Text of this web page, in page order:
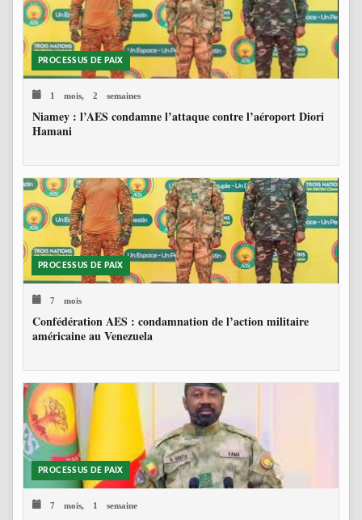
PROCESSUS DE PAIX
1 mois, 2 semaines
Niamey : l’AES condamne l’attaque contre l’aéroport Diori
Hamani
PROCESSUS DE PAIX
7 mois
Confédération AES : condamnation de l’action militaire
américaine au Venezuela
PROCESSUS DE PAIX
7 mois, 1 semaine